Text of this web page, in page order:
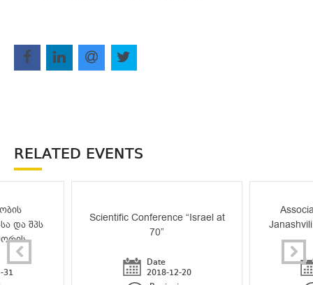
RELATED EVENTS
და შპს
31
Scientific Conference “Israel at
70”
Date
2018-12-20